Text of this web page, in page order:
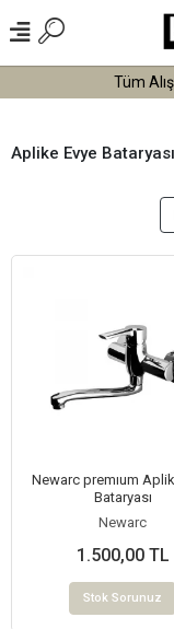
Tüm
Aplike Evye Bataryası
Newarc premıum
Bataryası
Newarc
1.500,00 TL
Stok Sorunuz